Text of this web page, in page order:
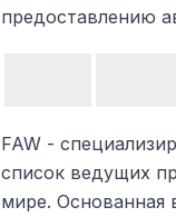
предоставлению
FAW -
список ведущих
мире. Основанная